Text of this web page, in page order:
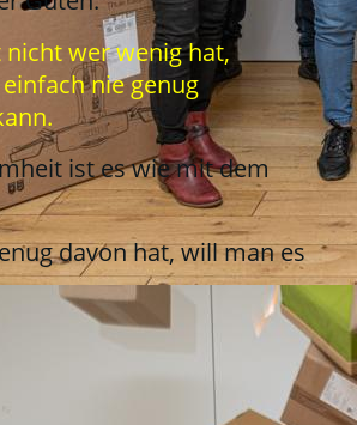
wer wenig hat,
nie genug
ist es wie mit dem
davon hat, will man es